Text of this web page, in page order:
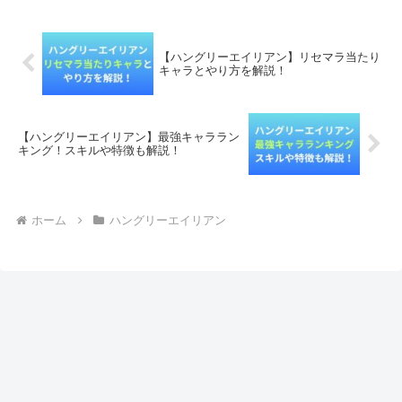
【ハングリーエイリアン】リセマラ当たり
キャラとやり方を解説！
【ハングリーエイリアン】最強キャララン
キング！スキルや特徴も解説！
ホーム ハングリーエイリアン